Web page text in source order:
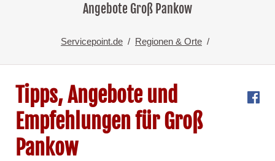
Angebote Groß Pankow
Servicepoint.de Regionen & Orte
Tipps, Angebote und
Empfehlungen für Groß
Pankow